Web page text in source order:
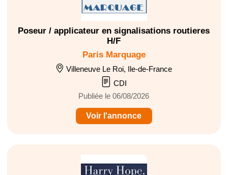
Poseur / applicateur en signalisations routieres
H/F
Paris Marquage
Villeneuve Le Roi, Ile-de-France
CDI
Publiée le 06/08/2026
Voir l'annonce